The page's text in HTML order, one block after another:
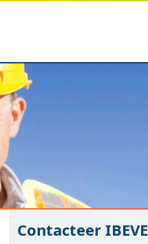
Contacteer IBEVE